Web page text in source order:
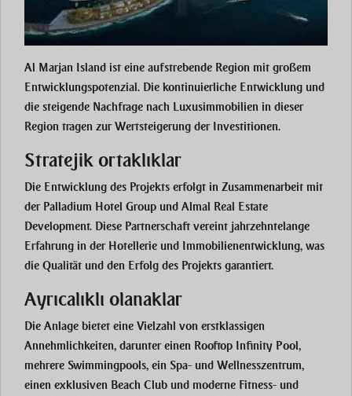
Al Marjan Island ist eine aufstrebende Region mit großem
Entwicklungspotenzial. Die kontinuierliche Entwicklung und
die steigende Nachfrage nach Luxusimmobilien in dieser
Region tragen zur Wertsteigerung der Investitionen.
Stratejik ortaklıklar
Die Entwicklung des Projekts erfolgt in Zusammenarbeit mit
der Palladium Hotel Group und Almal Real Estate
Development. Diese Partnerschaft vereint jahrzehntelange
Erfahrung in der Hotellerie und Immobilienentwicklung, was
die Qualität und den Erfolg des Projekts garantiert​​.
Ayrıcalıklı olanaklar
Die Anlage bietet eine Vielzahl von erstklassigen
Annehmlichkeiten, darunter einen Rooftop Infinity Pool,
mehrere Swimmingpools, ein Spa- und Wellnesszentrum,
einen exklusiven Beach Club und moderne Fitness- und